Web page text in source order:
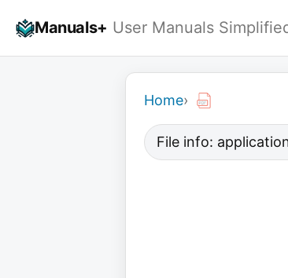
Manuals+ User Manuals
Home›
File info: